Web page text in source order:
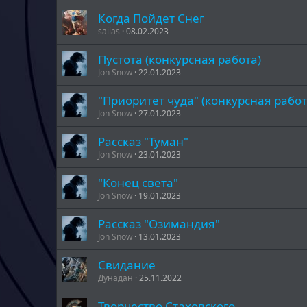
Когда Пойдет Снег
sailas 08.02.2023
Пустота (конкурсная работа)
Jon Snow 22.01.2023
"Приоритет чуда" (конкурсная
Jon Snow 27.01.2023
Рассказ "Туман"
Jon Snow 23.01.2023
"Конец света"
Jon Snow 19.01.2023
Рассказ "Озимандия"
Jon Snow 13.01.2023
Свидание
Дунадан 25.11.2022